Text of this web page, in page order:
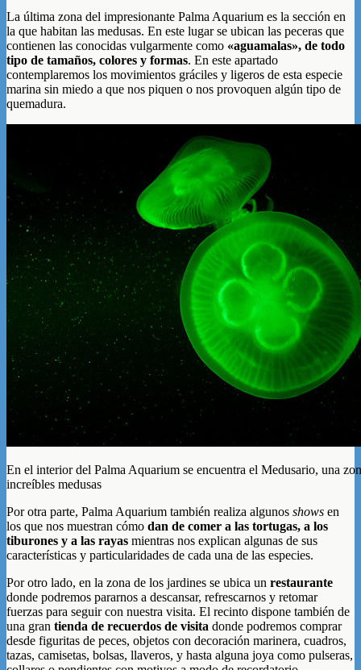
La última zona del impresionante Palma Aquarium es la sección en
la que habitan las medusas. En este lugar se ubican las peceras que
contienen las conocidas vulgarmente como «aguamalas», de todo
tipo de tamaños, colores y formas. En este apartado
contemplaremos los movimientos gráciles y ligeros de esta especie
marina sin miedo a que nos piquen o nos provoquen algún tipo de
quemadura.
En el interior del Palma Aquarium se encuentra el Medusario, una
increíbles medusas
Por otra parte, Palma Aquarium también realiza algunos shows en
los que nos muestran cómo dan de comer a las tortugas, a los
tiburones y a las rayas mientras nos explican algunas de sus
características y particularidades de cada una de las especies.
Por otro lado, en la zona de los jardines se ubica un restaurante
donde podremos pararnos a descansar, refrescarnos y retomar
fuerzas para seguir con nuestra visita. El recinto dispone también de
una gran tienda de recuerdos de visita donde podremos comprar
desde figuritas de peces, objetos con decoración marinera, cuadros,
tazas, camisetas, bolsas, llaveros, y hasta alguna joya como pulseras,